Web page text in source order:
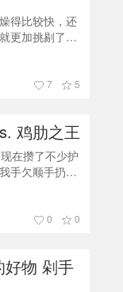
得比较快，还
更加挑剔了。
要说的就是欧
木果护手霜🍑
7 5
鸡肋之王
在攒了不少护
手欠顺手扔
开始吧！相关
妆、美体一次
0 0
好物 剁手